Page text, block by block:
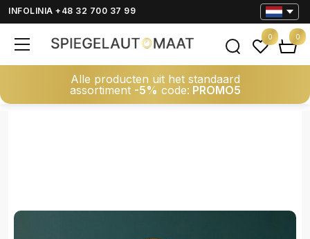
INFOLINIA +48 32 700 37 99
Alle producten uit het standaard
assortiment -5% code: PROMO5
0 0